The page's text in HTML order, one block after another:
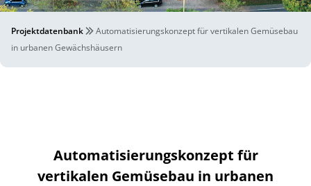
Projektdatenbank
Automatisierungskonzept für vertikalen Gemüsebau
in urbanen Gewächshäusern
Automatisierungskonzept für
vertikalen Gemüsebau in urbanen